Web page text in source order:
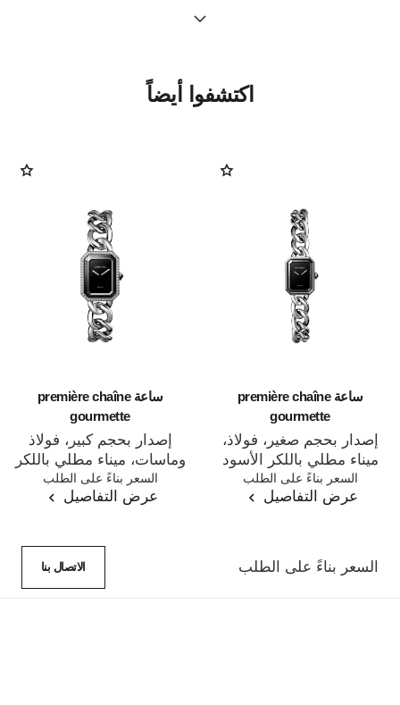
اكتشفوا أيضاً
ساعة première chaîne
gourmette
إصدار بحجم صغير، فولاذ،
ميناء مطلي باللكر الأسود
المرجع H7019السعر بناءً على الطلب
عرض التفاصيل
ساعة première chaîne
gourmette
إصدار بحجم كبير، فولاذ
وماسات، ميناء مطلي باللكر
الأسود
المرجع H7020السعر بناءً على الطلب
عرض التفاصيل
السعر بناءً على الطلب الاتصال بنا